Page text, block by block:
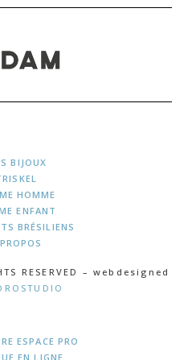
BIJOUX
HOMME
ENFANT
BRÉSILIENS
RESERVED – webdesigned
ESPACE PRO
EN LIGNE